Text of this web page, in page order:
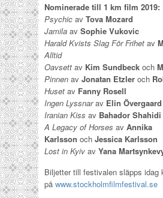
Nominerade till 1 km film 2019:
Psychic av Tova Mozard
Jamila av Sophie Vukovic
Harald Kvists Slag För Frihet av
Alltid
Oavsett av Kim Sundbeck och
Pinnen av Jonatan Etzler och
Huset av Fanny Rosell
Ingen Lyssnarav Elin Övergaard
Iranian Kiss av Bahador Shahidi
A Legacy of Horses av Annika
Karlsson och Jessica Karlsson
Lost in Kyiv av Yana
Biljetter till festivalen släpps idag
på www.stockholmfilmfestival.se